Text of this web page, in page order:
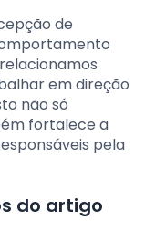
de
em direção
não só
fortalece a
pela
do artigo